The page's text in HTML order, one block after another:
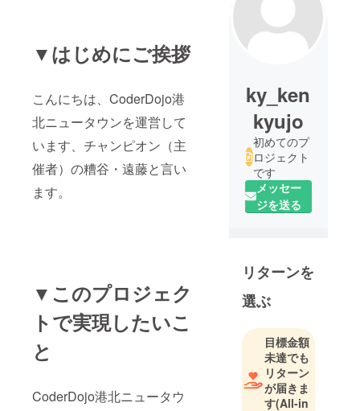
▼はじめにご挨拶
こんにちは、CoderDojo港
北ニュータウンを運営して
います、チャンピオン（主
催者）の糟谷・遠藤と言い
ます。
▼このプロジェク
トで実現したいこ
と
CoderDojo港北ニュータウ
ky_ken
kyujo
初めてのプ
ロジェクト
です
メッセー
ジを送る
リターンを
選ぶ
目標金額
未達でも
リターン
が届きま
す(All-in